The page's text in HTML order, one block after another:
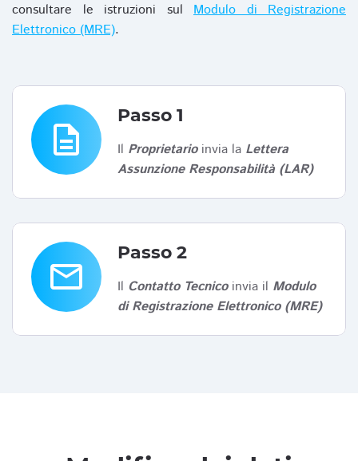
consultare le istruzioni sul Modulo di Registrazione
Elettronico (MRE).
description
Passo 1
Il Proprietarioinvia la Lettera
Assunzione Responsabilità (LAR)
email
Passo 2
Il Contatto Tecnicoinvia il Modulo
di Registrazione Elettronico (MRE)